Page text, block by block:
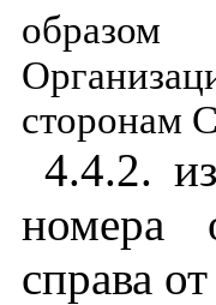
образом
сторонам
4.4.2.
номера
справа